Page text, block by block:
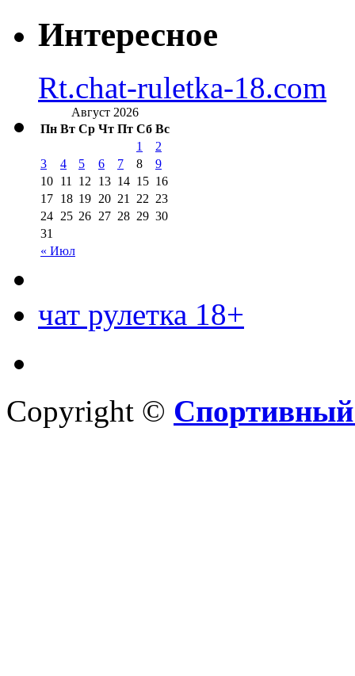
Интересное
Rt.chat-ruletka-18.com
Август 2026
Пн Вт Ср Чт Пт Сб Вс
« Июл
1
2
3
4 5 6 7 8
9
10 11 12 13 14 15 16
17 18 19 20 21 22 23
24 25 26 27 28 29 30
31
чат рулетка 18+
Copyright © Спортивный